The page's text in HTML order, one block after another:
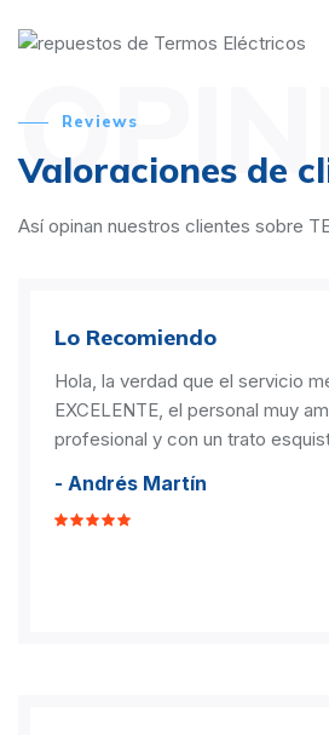
Reviews
Valoraciones de
Así opinan nuestros clientes sobre
Lo Recomiendo
Hola, la verdad que el servicio
EXCELENTE, el personal muy
profesional y con un trato
- Andrés Martín